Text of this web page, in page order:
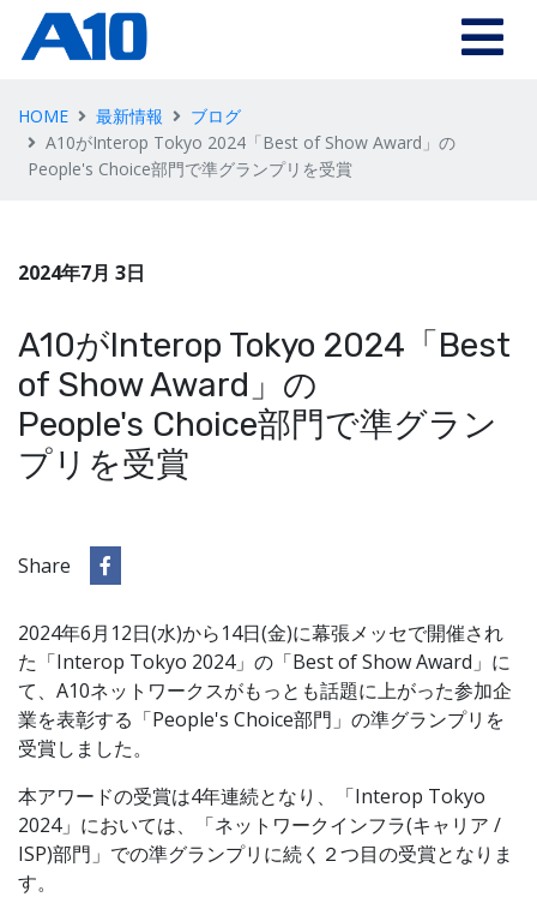
HOME 最新情報
ブログ
A10がInterop Tokyo 2024「Best of Show Award」の
People's Choice部門で準グランプリを受賞
2024年7月 3日
A10がInterop Tokyo 2024「Best
of Show Award」の
People's Choice部門で準グラン
プリを受賞
Share
2024年6月12日(水)から14日(金)に幕張メッセで開催され
た「Interop Tokyo 2024」の「Best of Show Award」に
て、A10ネットワークスがもっとも話題に上がった参加企
業を表彰する「People's Choice部門」の準グランプリを
受賞しました。
本アワードの受賞は4年連続となり、「Interop Tokyo
2024」においては、「ネットワークインフラ(キャリア /
ISP)部門」での準グランプリに続く２つ目の受賞となりま
す。